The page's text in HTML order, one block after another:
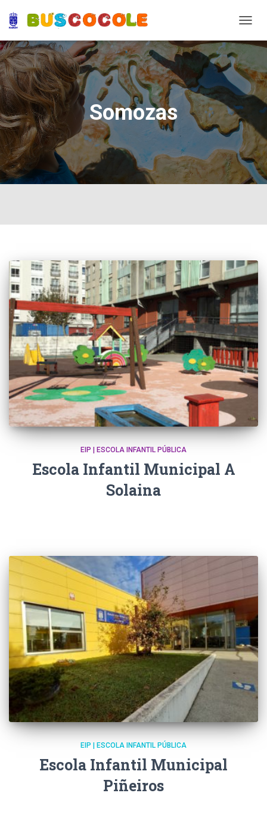
Somozas
EIP | ESCOLA INFANTIL PÚBLICA
Escola Infantil Municipal A
Solaina
EIP | ESCOLA INFANTIL PÚBLICA
Escola Infantil Municipal
Piñeiros